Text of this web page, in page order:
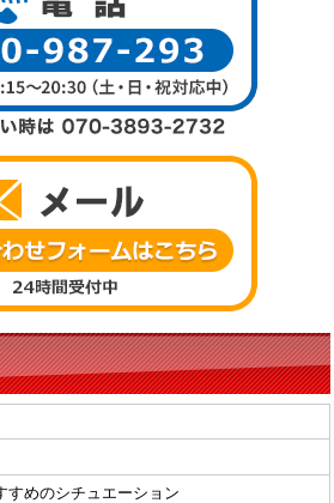
すめのシチュエーション